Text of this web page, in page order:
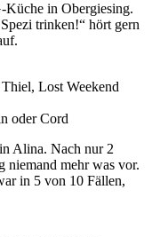
Küche in Obergiesing.
trinken!“ hört gern
Lost Weekend
oder Cord
Alina. Nach nur 2
niemand mehr was vor.
in 5 von 10 Fällen,